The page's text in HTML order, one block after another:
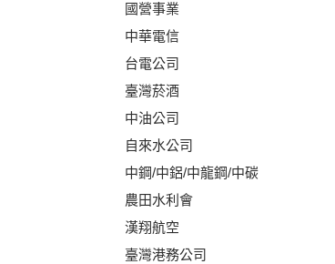
國營事業
中華電信
台電公司
臺灣菸酒
中油公司
自來水公司
中鋼/中鋁/中龍鋼/中碳
農田水利會
漢翔航空
臺灣港務公司